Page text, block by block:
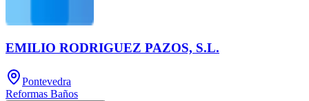
EMILIO RODRIGUEZ PAZOS, S.L.
Pontevedra
Reformas Baños